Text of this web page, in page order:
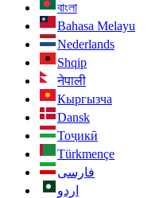
বাংলা
Bahasa Melayu
Nederlands
Shqip
नेपाली
Кыргызча
Dansk
Тоҷикӣ
Türkmençe
فارسی
اردو